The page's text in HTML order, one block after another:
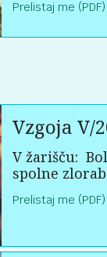
Prelistaj me (PDF)
Vzgoja V/
V žarišču:
spolne
Prelistaj me (PDF)